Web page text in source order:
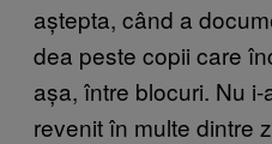
aștepta, când a
dea peste copii care
așa, între blocuri. Nu
revenit în multe dintre